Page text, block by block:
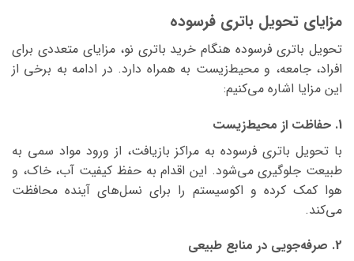
مزایای تحویل باتری فرسوده
تحویل باتری فرسوده هنگام خرید باتری نو، مزایای متعددی برای
افراد، جامعه، و محیط‌زیست به همراه دارد. در ادامه به برخی از
این مزایا اشاره می‌کنیم:
1. حفاظت از محیط‌زیست
با تحویل باتری فرسوده به مراکز بازیافت، از ورود مواد سمی به
طبیعت جلوگیری می‌شود. این اقدام به حفظ کیفیت آب، خاک، و
هوا کمک کرده و اکوسیستم را برای نسل‌های آینده محافظت
می‌کند.
2. صرفه‌جویی در منابع طبیعی